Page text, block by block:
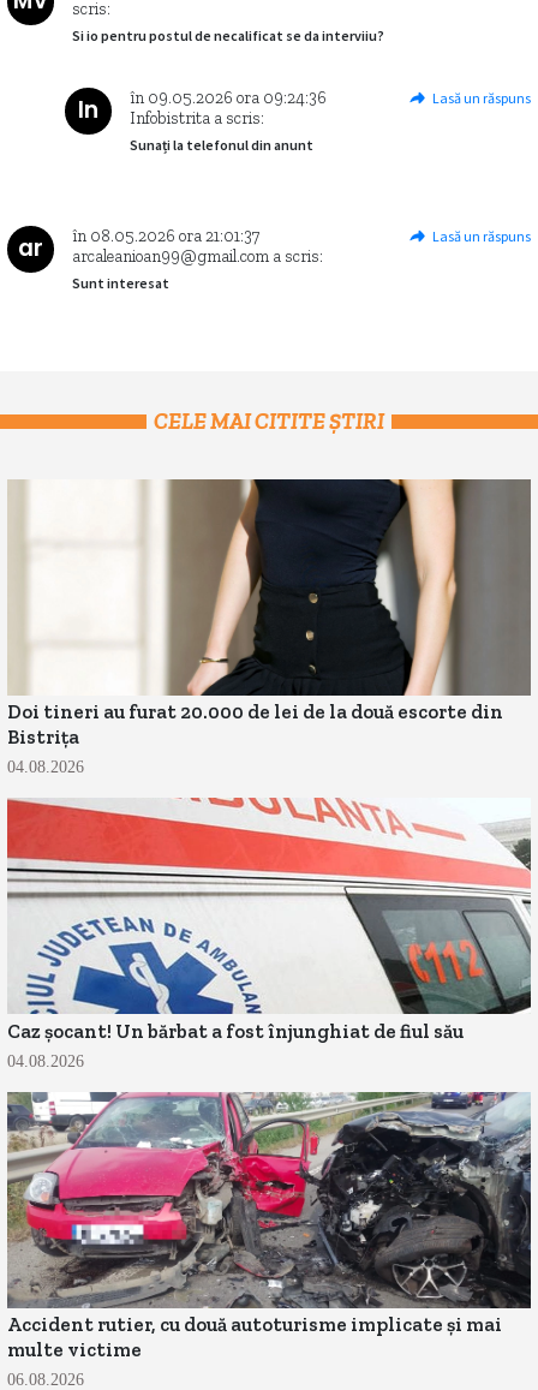
scris:
Si io pentru postul de necalificat se da interviiu?
In în 09.05.2026 ora 09:24:36
Infobistrita a scris:
Lasă un răspuns
Sunați la telefonul din anunt
ar în 08.05.2026 ora21:01:37
arcaleanioan99@gmail.com a scris:
Lasă un răspuns
Sunt interesat
CELE MAI CITITE ȘTIRI
Doi tineri au furat 20.000 de lei de la două escorte din
Bistrița
04.08.2026
Caz șocant! Un bărbat a fost înjunghiat de fiul său
04.08.2026
Accident rutier, cu două autoturisme implicate și mai
multe victime
06.08.2026